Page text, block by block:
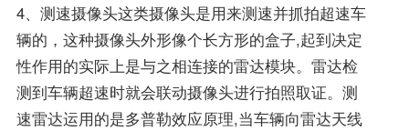
4、测速摄像头这类摄像头是用来测速并抓拍超速车
辆的，这种摄像头外形像个长方形的盒子,起到决定
性作用的实际上是与之相连接的雷达模块。雷达检
测到车辆超速时就会联动摄像头进行拍照取证。测
速雷达运用的是多普勒效应原理,当车辆向雷达天线